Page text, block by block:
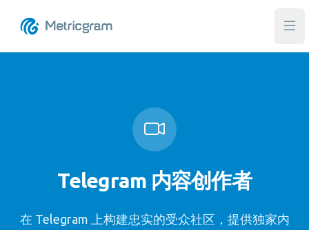
打
Telegram 内容创作者
在 Telegram 上构建忠实的受众社区，提供独家内